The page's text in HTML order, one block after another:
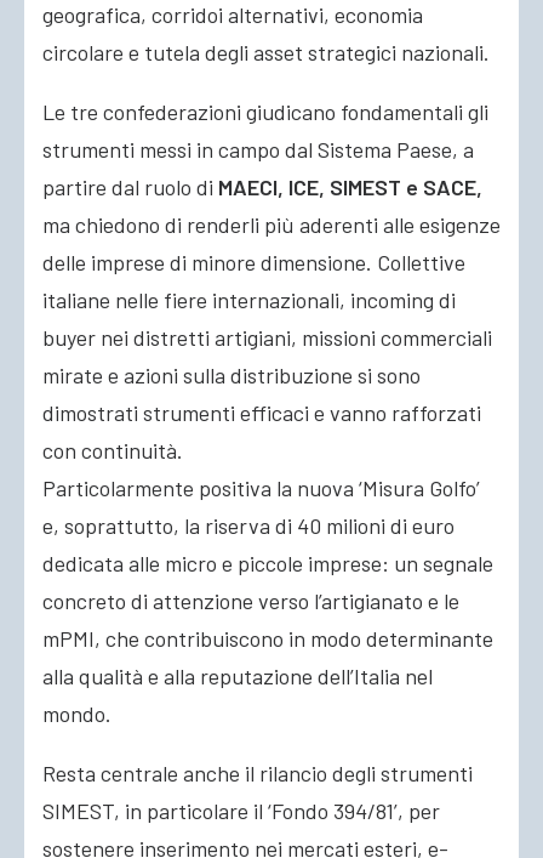
geografica, corridoi alternativi, economia
circolare e tutela degli asset strategici nazionali.
Le tre confederazioni giudicano fondamentali gli
strumenti messi in campo dal Sistema Paese, a
partire dal ruolo di MAECI, ICE, SIMEST e SACE,
ma chiedono di renderli più aderenti alle esigenze
delle imprese di minore dimensione. Collettive
italiane nelle fiere internazionali, incoming di
buyer nei distretti artigiani, missioni commerciali
mirate e azioni sulla distribuzione si sono
dimostrati strumenti efficaci e vanno rafforzati
con continuità.
Particolarmente positiva la nuova ‘Misura Golfo’
e, soprattutto, la riserva di 40 milioni di euro
dedicata alle micro e piccole imprese: un segnale
concreto di attenzione verso l’artigianato e le
mPMI, che contribuiscono in modo determinante
alla qualità e alla reputazione dell’Italia nel
mondo.
Resta centrale anche il rilancio degli strumenti
SIMEST, in particolare il ‘Fondo 394/81’, per
sostenere inserimento nei mercati esteri, e-